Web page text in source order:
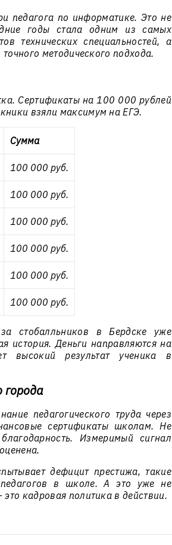
педагога по информатике. Это не
годы стала одним из самых
технических специальностей, а
методического подхода.
Сертификаты на 100 000 рублей
взяли максимум на ЕГЭ.
Сумма
100 000 руб.
100 000 руб.
100 000 руб.
100 000 руб.
100 000 руб.
100 000 руб.
стобалльников в Бердске уже
история. Деньги направляются на
высокий результат ученика в
города
педагогического труда через
сертификаты школам. Не
Измеримый сигнал
дефицит престижа, такие
в школе. А это уже не
кадровая политика в действии.